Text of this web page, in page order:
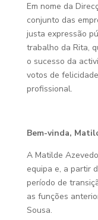
Em nome da
conjunto das
justa expressão
trabalho da Rita,
o sucesso da
votos de
profissional.
Bem-vinda,
A Matilde
equipa e, a partir
período de
as funções
Sousa.